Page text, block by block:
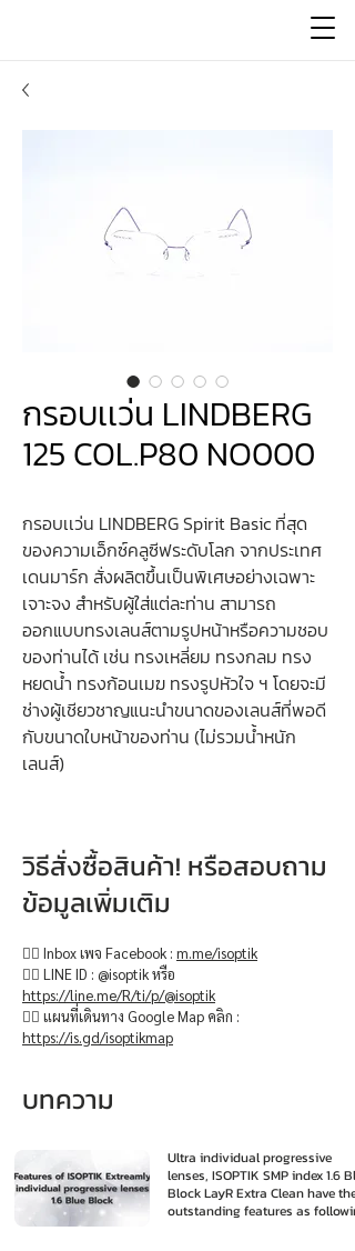
กรอบเเว่น LINDBERG
125 COL.P80 NO000
กรอบเเว่น LINDBERG Spirit Basic ที่สุด
ของความเอ็กซ์คลูซีฟระดับโลก จากประเทศ
เดนมาร์ก สั่งผลิตขึ้นเป็นพิเศษอย่างเฉพาะ
เจาะจง สำหรับผู้ใส่แต่ละท่าน สามารถ
ออกแบบทรงเลนส์ตามรูปหน้าหรือความชอบ
ของท่านได้ เช่น ทรงเหลี่ยม ทรงกลม ทรง
หยดน้ำ ทรงก้อนเมฆ ทรงรูปหัวใจ ฯ โดยจะมี
ช่างผู้เชียวชาญแนะนำขนาดของเลนส์ที่พอดี
กับขนาดใบหน้าของท่าน (ไม่รวมน้ำหนัก
เลนส์)
วิธีสั่งซื้อสินค้า! หรือสอบถาม
ข้อมูลเพิ่มเติม
👉🏻 Inbox เพจ Facebook : m.me/isoptik
👉🏻 LINE ID : @isoptik หรือ
https://line.me/R/ti/p/@isoptik
👉🏻 แผนที่เดินทาง Google Map คลิก :
https://is.gd/isoptikmap
บทความ
Ultra individual progressive
lenses, ISOPTIK SMP index 1.6
Block LayR Extra Clean have the
outstanding features as